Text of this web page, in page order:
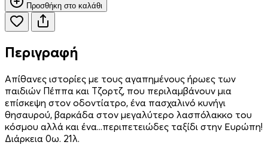
Προσθήκη στο καλάθι
Περιγραφή
Απίθανες ιστορίες με τους αγαπημένους ήρωες των
παιδιών Πέππα και Τζορτζ, που περιλαμβάνουν μια
επίσκεψη στον οδοντίατρο, ένα πασχαλινό κυνήγι
θησαυρού, βαρκάδα στον μεγαλύτερο λασπόλακκο του
κόσμου αλλά και ένα...περιπετειώδες ταξίδι στην Ευρώπη!
Διάρκεια 0ω. 21λ.